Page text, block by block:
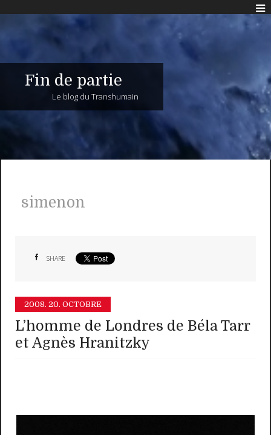
Fin de partie
Le blog du Transhumain
simenon
SHARE
2008. 20. OCTOBRE
L’homme de Londres de Béla Tarr
et Agnès Hranitzky